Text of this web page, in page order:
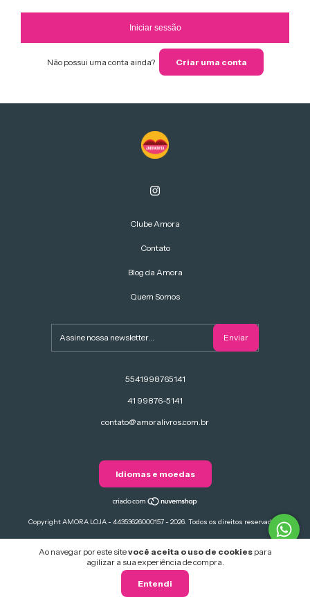
Ao navegar por este sitevocê aceita o uso de cookiespara
agilizar a sua experiência de compra.
Entendi
Iniciar sessão
Não possui uma conta ainda? Criar uma conta
Clube Amora
Contato
Blog da Amora
Quem Somos
5541998765141
41 99876-5141
contato@amoralivros.com.br
Idiomas e moedas
Copyright AMORA LOJA - 44353626000157 - 2026. Todos os direitos reservados.